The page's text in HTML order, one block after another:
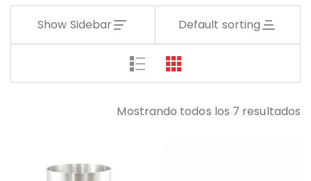
Show Sidebar Default sorting
Mostrando todos los 7 resultados